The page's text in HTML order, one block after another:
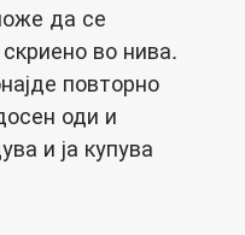
да се
во нива.
повторно
оди и
и ја купува